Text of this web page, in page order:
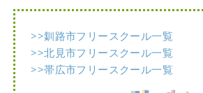
>>釧路市フリースクール一覧
>>北見市フリースクール一覧
>>帯広市フリースクール一覧